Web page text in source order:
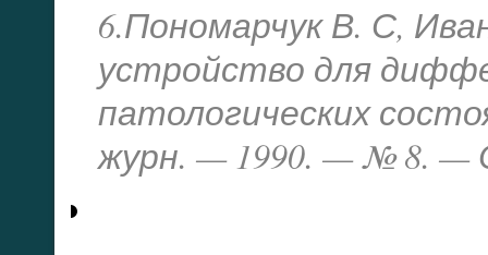
6.Пономарчук В. С,
устройство для
патологических
журн. — 1990. — № 8. —